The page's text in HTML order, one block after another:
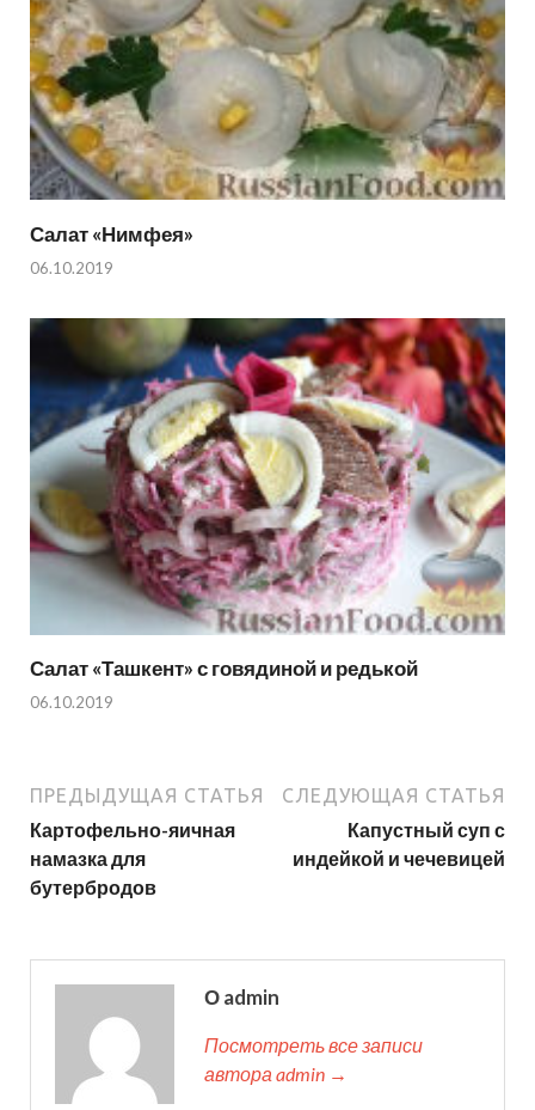
Салат «Нимфея»
06.10.2019
Салат «Ташкент» с говядиной и редькой
06.10.2019
ПРЕДЫДУЩАЯ СТАТЬЯ
Картофельно-яичная
намазка для
бутербродов
СЛЕДУЮЩАЯ СТАТЬЯ
Капустный суп с
индейкой и чечевицей
О admin
Посмотреть все записи
автора admin →